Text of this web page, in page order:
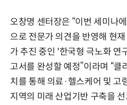
오창명 센터장은 “이번 세미나
으로 전문가 의견을 반영해 현
가 추진 중인 '한국형 극노화 연
고서를 완성할 예정”이라며 “클
치를 통해 의료·헬스케어 및 고
지역의 미래 산업기반 구축을